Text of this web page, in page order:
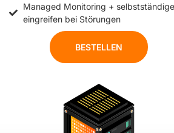
Managed Monitoring +
eingreifen bei Störungen
BESTELLEN